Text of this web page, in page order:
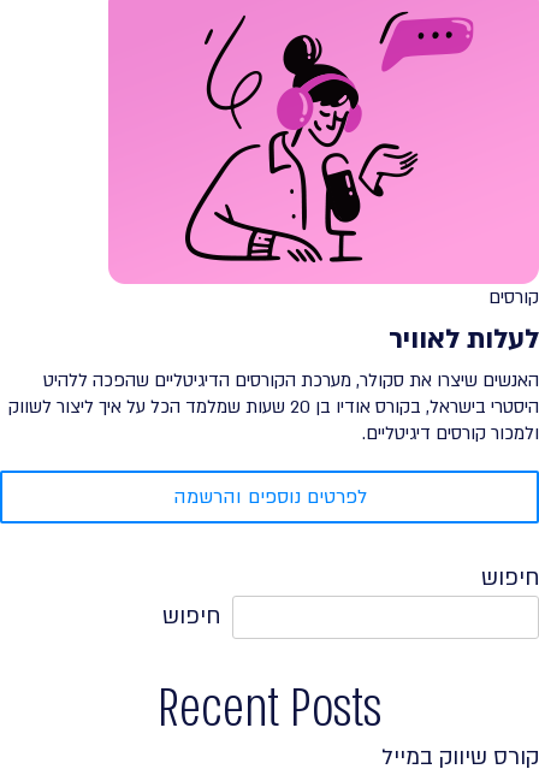
קורסים
לעלות לאוויר
האנשים שיצרו את סקולר, מערכת הקורסים הדיגיטליים שהפכה ללהיט
היסטרי בישראל, בקורס אודיו בן 20 שעות שמלמד הכל על איך ליצור לשווק
ולמכור קורסים דיגיטליים.
לפרטים נוספים והרשמה
חיפוש
חיפוש
Recent Posts
קורס שיווק במייל